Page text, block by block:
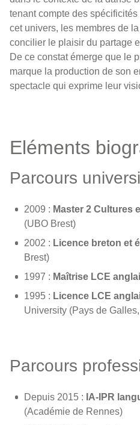
tenant compte des
cet univers, les membres de
concilier le plaisir du partage
De ce constat émerge que le
marque la production de son
spectacle qui exprime leur
Eléments
Parcours
2009 : Master 2 Cultures
(UBO Brest)
2002 : Licence breton et
Brest)
1997 : Maîtrise LCE
1995 : Licence LCE
University (Pays de
Parcours
Depuis 2015 : IA-IPR
(Académie de Rennes)